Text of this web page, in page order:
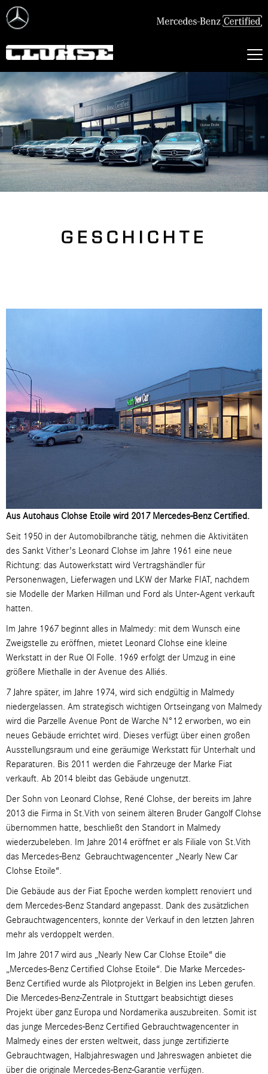
GESCHICHTE
Aus Autohaus Clohse Etoile wird 2017 Mercedes-Benz Certified.
Seit 1950 in der Automobilbranche tätig, nehmen die Aktivitäten
des Sankt Vither’s Leonard Clohse im Jahre 1961 eine neue
Richtung: das Autowerkstatt wird Vertragshändler für
Personenwagen, Lieferwagen und LKW der Marke FIAT, nachdem
sie Modelle der Marken Hillman und Ford als Unter-Agent verkauft
hatten.
Im Jahre 1967 beginnt alles in Malmedy: mit dem Wunsch eine
Zweigstelle zu eröffnen, mietet Leonard Clohse eine kleine
Werkstatt in der Rue Ol Folle. 1969 erfolgt der Umzug in eine
größere Miethalle in der Avenue des Alliés.
7 Jahre später, im Jahre 1974, wird sich endgültig in Malmedy
niedergelassen. Am strategisch wichtigen Ortseingang von Malmedy
wird die Parzelle Avenue Pont de Warche N°12 erworben, wo ein
neues Gebäude errichtet wird. Dieses verfügt über einen großen
Ausstellungsraum und eine geräumige Werkstatt für Unterhalt und
Reparaturen. Bis 2011 werden die Fahrzeuge der Marke Fiat
verkauft. Ab 2014 bleibt das Gebäude ungenutzt.
Der Sohn von Leonard Clohse, René Clohse, der bereits im Jahre
2013 die Firma in St.Vith von seinem älteren Bruder Gangolf Clohse
übernommen hatte, beschließt den Standort in Malmedy
wiederzubeleben. Im Jahre 2014 eröffnet er als Filiale von St.Vith
das Mercedes-Benz Gebrauchtwagencenter „Nearly New Car
Clohse Etoile“.
Die Gebäude aus der Fiat Epoche werden komplett renoviert und
dem Mercedes-Benz Standard angepasst. Dank des zusätzlichen
Gebrauchtwagencenters, konnte der Verkauf in den letzten Jahren
mehr als verdoppelt werden.
Im Jahre 2017 wird aus „Nearly New Car Clohse Etoile“ die
„Mercedes-Benz Certified Clohse Etoile“. Die Marke Mercedes-
Benz Certified wurde als Pilotprojekt in Belgien ins Leben gerufen.
Die Mercedes-Benz-Zentrale in Stuttgart beabsichtigt dieses
Projekt über ganz Europa und Nordamerika auszubreiten. Somit ist
das junge Mercedes-Benz Certified Gebrauchtwagencenter in
Malmedy eines der ersten weltweit, dass junge zertifizierte
Gebrauchtwagen, Halbjahreswagen und Jahreswagen anbietet die
über die originale Mercedes-Benz-Garantie verfügen.